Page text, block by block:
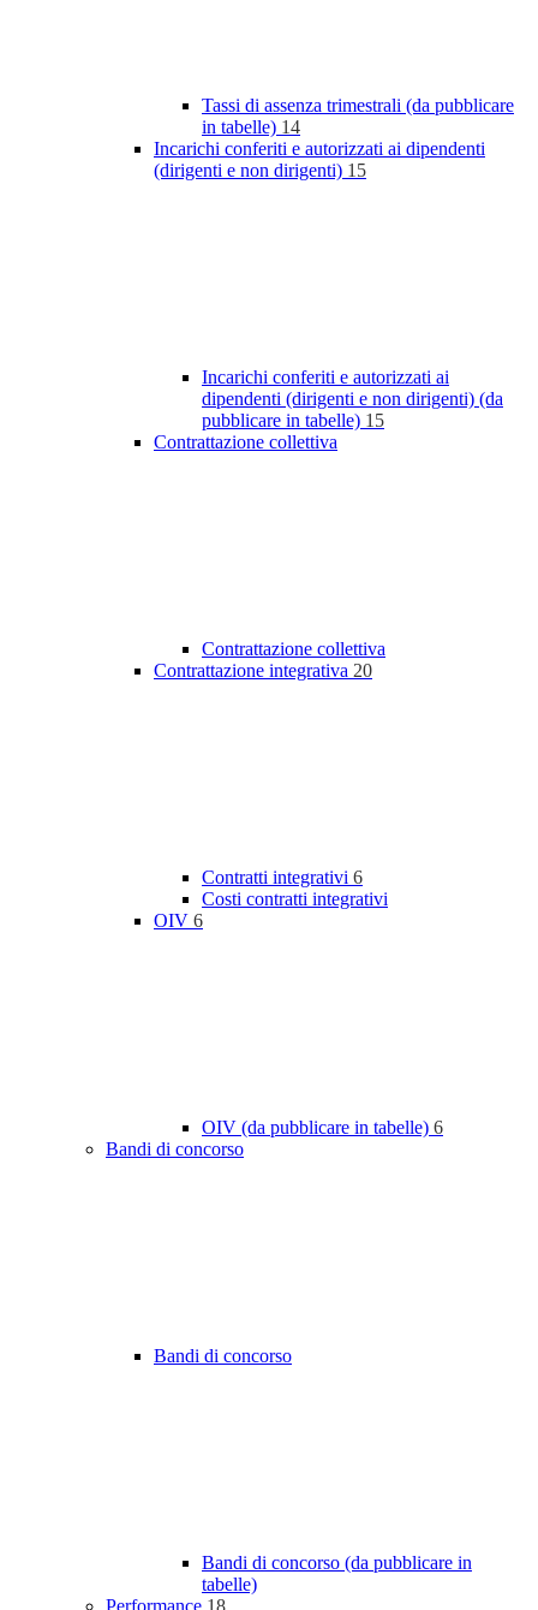
Tassi di assenza trimestrali (da pubblicare
in tabelle) 14
Incarichi conferiti e autorizzati ai dipendenti
(dirigenti e non dirigenti) 15
Incarichi conferiti e autorizzati ai
dipendenti (dirigenti e non dirigenti) (da
pubblicare in tabelle) 15
Contrattazione collettiva
Contrattazione collettiva
Contrattazione integrativa 20
Contratti integrativi 6
Costi contratti integrativi
OIV 6
OIV (da pubblicare in tabelle) 6
Bandi di concorso
Bandi di concorso
Bandi di concorso (da pubblicare in
tabelle)